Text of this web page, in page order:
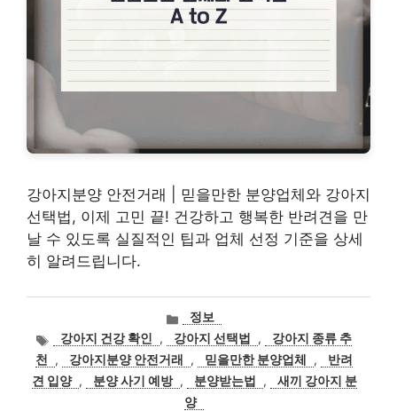
강아지분양 안전거래 | 믿을만한 분양업체와 강아지
선택법, 이제 고민 끝! 건강하고 행복한 반려견을 만
날 수 있도록 실질적인 팁과 업체 선정 기준을 상세
히 알려드립니다.
카
테
고
리
정보
태강아지 건강 확인 , 강아지 선택법 ,
강아지 종류 추
천
, 강아지분양 안전거래 , 믿을만한 분양업체 ,
반려
견 입양 , 분양 사기 예방 , 분양받는법 ,
새끼 강아지 분
양